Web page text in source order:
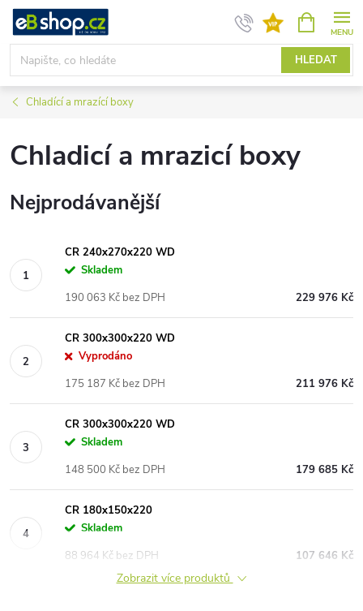
Přejít
obsah
HLEDAT
NÁKUPNÍ
KOŠÍK
Chladící a mrazící boxy
Chladicí a mrazicí boxy
Nejprodávanější
CR 240x270x220 WD
Skladem
229 976 Kč
190 063 Kč bez DPH
CR 300x300x220 WD
Vyprodáno
211 976 Kč
175 187 Kč bez DPH
CR 300x300x220 WD
Skladem
179 685 Kč
148 500 Kč bez DPH
CR 180x150x220
Skladem
107 646 Kč
88 964 Kč bez DPH
Zobrazit více produktů